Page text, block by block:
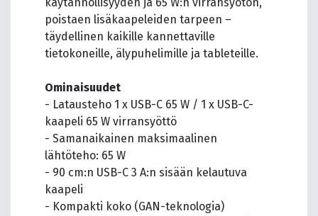
käytännöllisyyden ja 65 W:n virransyötön,
poistaen lisäkaapeleiden tarpeen –
täydellinen kaikille kannettaville
tietokoneille, älypuhelimille ja tableteille.
Ominaisuudet
- Latausteho 1 x USB-C 65 W / 1 x USB-C-
kaapeli 65 W virransyöttö
- Samanaikainen maksimaalinen
lähtöteho: 65 W
- 90 cm:n USB-C 3 A:n sisään kelautuva
kaapeli
- Kompakti koko (GAN-teknologia)